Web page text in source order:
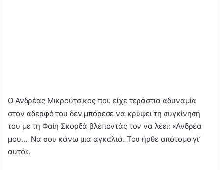
Ο Ανδρέας Μικρούτσικος που είχε τεράστια αδυναμία
στον αδερφό του δεν μπόρεσε να κρύψει τη συγκίνησή
του με τη Φαίη Σκορδά βλέποντάς τον να λέει: «Ανδρέα
μου…. Να σου κάνω μια αγκαλιά. Του ήρθε απότομο γι’
αυτό».